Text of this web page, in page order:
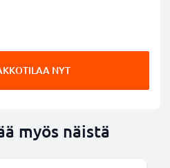
NYT
myös näistä